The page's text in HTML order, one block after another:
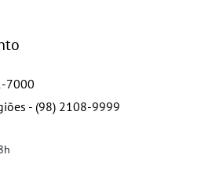
7000
- (98) 2108-9999